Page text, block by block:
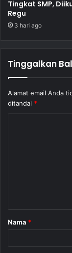
Tingkat SMP,
Regu
3 hari ago
Tinggalkan
Alamat email Anda
ditandai *
r
Nama *